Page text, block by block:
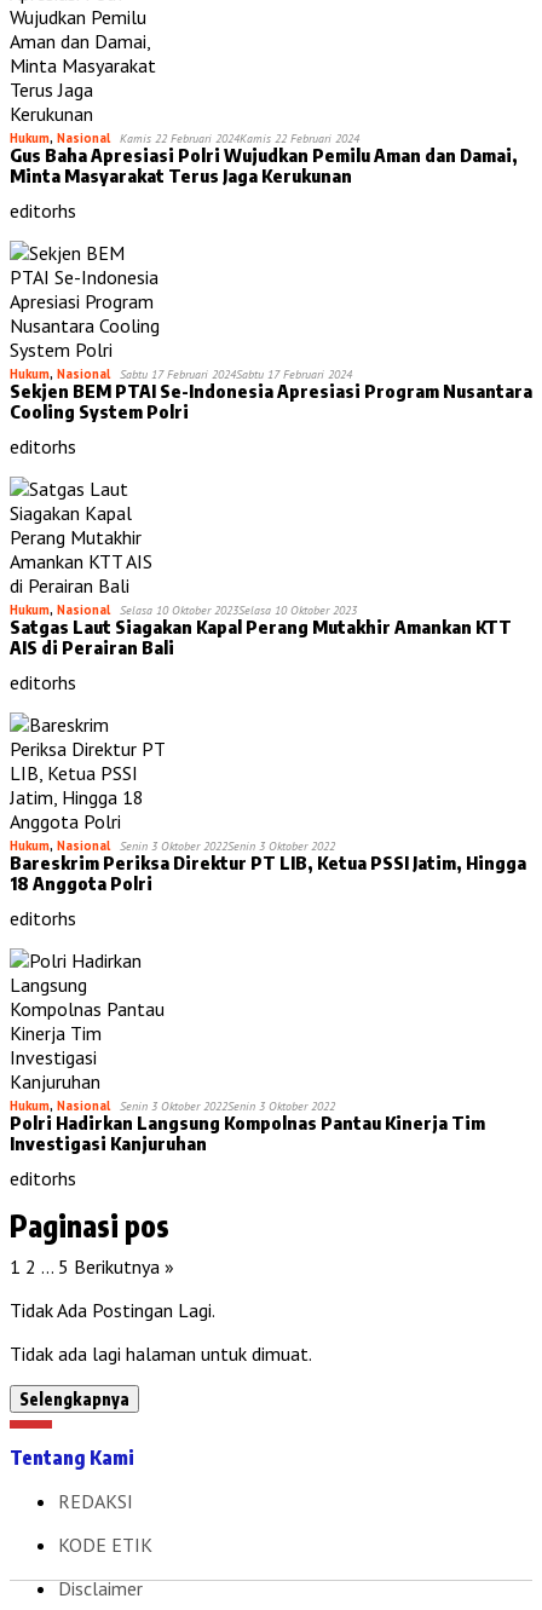
Hukum, Nasional Kamis 22 Februari 2024Kamis 22 Februari 2024
Gus Baha Apresiasi Polri Wujudkan Pemilu Aman dan Damai,
Minta Masyarakat Terus Jaga Kerukunan
editorhs
Hukum, Nasional Sabtu 17 Februari 2024Sabtu 17 Februari 2024
Sekjen BEM PTAI Se-Indonesia Apresiasi Program Nusantara
Cooling System Polri
editorhs
Hukum, Nasional Selasa 10 Oktober 2023Selasa 10 Oktober 2023
Satgas Laut Siagakan Kapal Perang Mutakhir Amankan KTT
AIS di Perairan Bali
editorhs
Hukum, Nasional Senin 3 Oktober 2022Senin 3 Oktober 2022
Bareskrim Periksa Direktur PT LIB, Ketua PSSI Jatim, Hingga
18 Anggota Polri
editorhs
Hukum, Nasional Senin 3 Oktober 2022Senin 3 Oktober 2022
Polri Hadirkan Langsung Kompolnas Pantau Kinerja Tim
Investigasi Kanjuruhan
editorhs
Paginasi pos
1 2 … 5 Berikutnya »
Tidak Ada Postingan Lagi.
Tidak ada lagi halaman untuk dimuat.
Selengkapnya
Tentang Kami
REDAKSI
KODE ETIK
Disclaimer